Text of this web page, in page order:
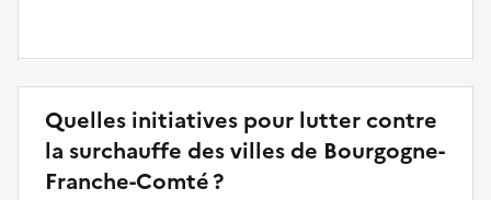
Quelles initiatives pour lutter contre
la surchauffe des villes de Bourgogne-
Franche-Comté ?